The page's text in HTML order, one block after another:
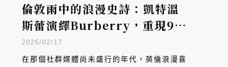
倫敦雨中的浪漫史詩：凱特溫
斯蕾演繹Burberry，重現90
年代英倫愛情喜劇的璀璨
2025/02/17
在那個社群媒體尚未盛行的年代，英倫浪漫喜